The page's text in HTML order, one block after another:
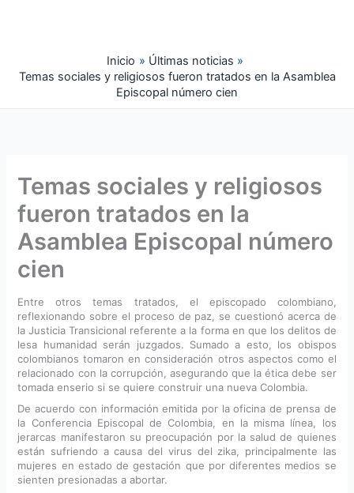
Inicio
Últimas noticias
Temas sociales y religiosos fueron tratados en la Asamblea
Episcopal número cien
Temas sociales y religiosos
fueron tratados en la
Asamblea Episcopal número
cien
Entre otros temas tratados, el episcopado colombiano,
reflexionando sobre el proceso de paz, se cuestionó acerca de
la Justicia Transicional referente a la forma en que los delitos de
lesa humanidad serán juzgados. Sumado a esto, los obispos
colombianos tomaron en consideración otros aspectos como el
relacionado con la corrupción, asegurando que la ética debe ser
tomada enserio si se quiere construir una nueva Colombia.
De acuerdo con información emitida por la oficina de prensa de
la Conferencia Episcopal de Colombia, en la misma línea, los
jerarcas manifestaron su preocupación por la salud de quienes
están sufriendo a causa del virus del zika, principalmente las
mujeres en estado de gestación que por diferentes medios se
sienten presionadas a abortar.